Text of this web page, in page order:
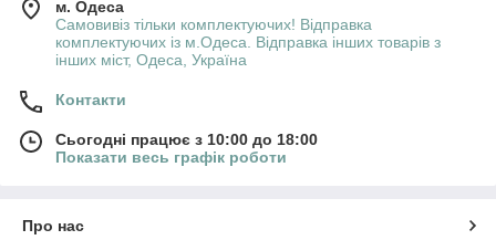
м. Одеса
Самовивіз тільки комплектуючих! Відправка
комплектуючих із м.Одеса. Відправка інших товарів з
інших міст, Одеса, Україна
Контакти
Сьогодні працює з 10:00 до 18:00
Показати весь графік роботи
Про нас